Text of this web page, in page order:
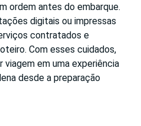
ordem antes do embarque.
digitais ou impressas
contratados e
Com esses cuidados,
em uma experiência
desde a preparação